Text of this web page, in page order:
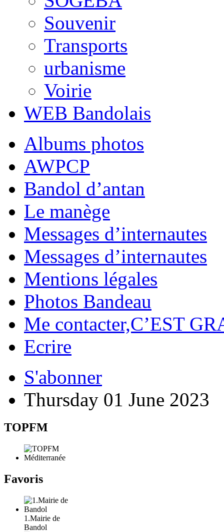
Souvenir
Transports
urbanisme
Voirie
WEB Bandolais
Albums photos
AWPCP
Bandol d’antan
Le manège
Messages d’internautes
Messages d’internautes
Mentions légales
Photos Bandeau
Me contacter,C’EST
Ecrire
S'abonner
Thursday 01 June 2023
TOPFM
Favoris
1.Mairie de
Bandol